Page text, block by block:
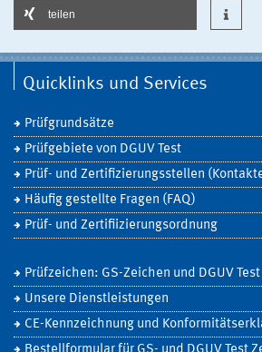
teilen
Quicklinks und Services
Prüfgrundsätze
Prüfgebiete von DGUV Test
Prüf- und Zertifizierungsstellen
Häufig gestellte Fragen (FAQ)
Prüf- und Zertifiizierungsordnung
Prüfzeichen: GS-Zeichen und DGUV
Unsere Dienstleistungen
CE-Kennzeichnung und